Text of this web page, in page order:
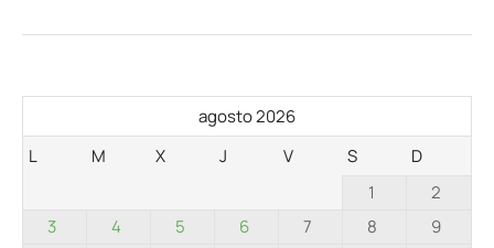
agosto 2026
L
M X J V S
D
1
2
3
4 5 6 7 8
9